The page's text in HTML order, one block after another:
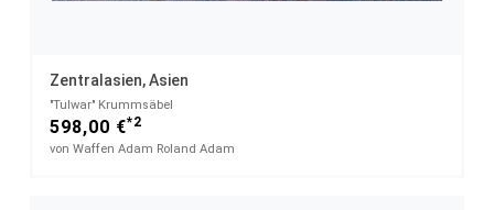
Zentralasien, Asien
"Tulwar" Krummsäbel
598,00 €*2
von Waffen Adam Roland Adam